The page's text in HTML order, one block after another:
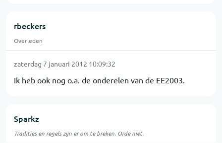
rbeckers
Overleden
zaterdag 7 januari 2012 10:09:32
Ik heb ook nog o.a. de onderelen van de EE2003.
Sparkz
Tradities en regels zijn er om te breken. Orde niet.